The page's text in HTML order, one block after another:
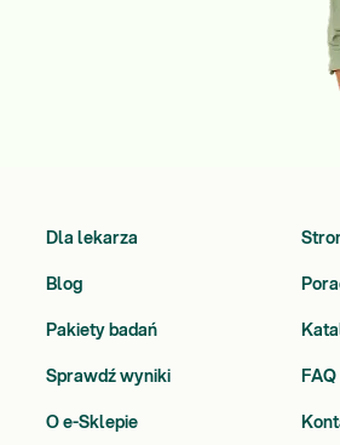
Dla lekarza
Blog
Pakiety badań
Sprawdź wyniki FAQ
O e-Sklepie